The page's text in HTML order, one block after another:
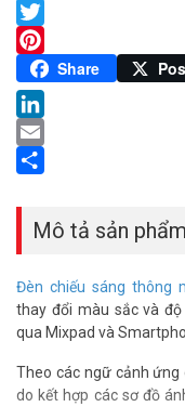
Facebook
Twitter
Pinterest
Share
LinkedIn
Email
Mô tả sản phẩm
Đèn chiếu sáng thông
thay đổi màu sắc và
qua Mixpad và
Theo các ngữ cảnh ứng
do kết hợp các sơ đồ